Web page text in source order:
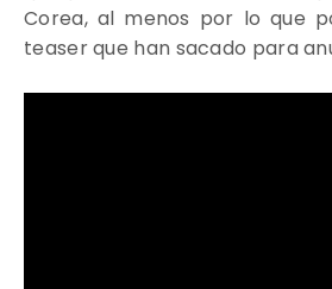
Corea, al menos por lo que
teaser que han sacado para